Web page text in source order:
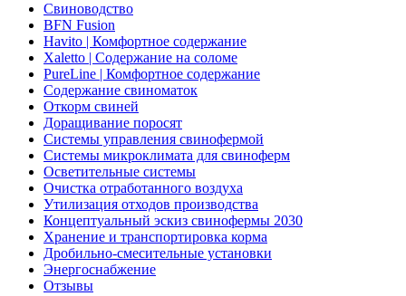
Свиноводство
BFN Fusion
Havito | Комфортное содержание
Xaletto | Содержание на соломе
PureLine | Комфортное содержание
Содержание свиноматок
Откорм свиней
Доращивание поросят
Системы управления свинофермой
Системы микроклимата для свиноферм
Осветительные системы
Очистка отработанного воздуха
Утилизация отходов производства
Концептуальный эскиз свинофермы 2030
Хранение и транспортировка корма
Дробильно-смесительные установки
Энергоснабжение
Отзывы